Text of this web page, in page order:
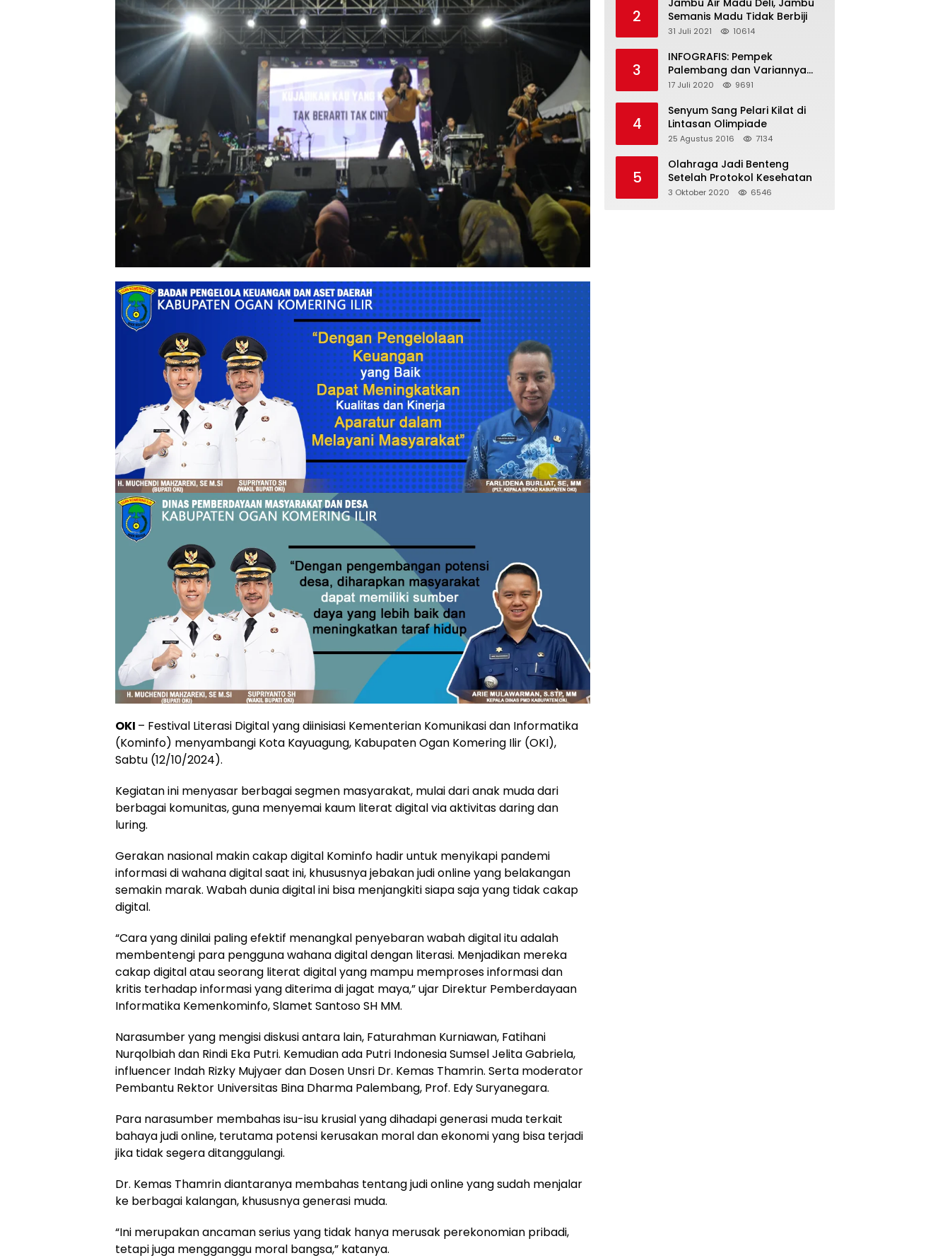
OKI – Festival Literasi Digital yang diinisiasi Kementerian Komunikasi dan Informatika
(Kominfo) menyambangi Kota Kayuagung, Kabupaten Ogan Komering Ilir (OKI),
Sabtu (12/10/2024).
Kegiatan ini menyasar berbagai segmen masyarakat, mulai dari anak muda dari
berbagai komunitas, guna menyemai kaum literat digital via aktivitas daring dan
luring.
Gerakan nasional makin cakap digital Kominfo hadir untuk menyikapi pandemi
informasi di wahana digital saat ini, khususnya jebakan judi online yang belakangan
semakin marak. Wabah dunia digital ini bisa menjangkiti siapa saja yang tidak cakap
digital.
“Cara yang dinilai paling efektif menangkal penyebaran wabah digital itu adalah
membentengi para pengguna wahana digital dengan literasi. Menjadikan mereka
cakap digital atau seorang literat digital yang mampu memproses informasi dan
kritis terhadap informasi yang diterima di jagat maya,” ujar Direktur Pemberdayaan
Informatika Kemenkominfo, Slamet Santoso SH MM.
Narasumber yang mengisi diskusi antara lain, Faturahman Kurniawan, Fatihani
Nurqolbiah dan Rindi Eka Putri. Kemudian ada Putri Indonesia Sumsel Jelita Gabriela,
influencer Indah Rizky Mujyaer dan Dosen Unsri Dr. Kemas Thamrin. Serta moderator
Pembantu Rektor Universitas Bina Dharma Palembang, Prof. Edy Suryanegara.
Para narasumber membahas isu-isu krusial yang dihadapi generasi muda terkait
bahaya judi online, terutama potensi kerusakan moral dan ekonomi yang bisa terjadi
jika tidak segera ditanggulangi.
Dr. Kemas Thamrin diantaranya membahas tentang judi online yang sudah menjalar
ke berbagai kalangan, khususnya generasi muda.
“Ini merupakan ancaman serius yang tidak hanya merusak perekonomian pribadi,
tetapi juga mengganggu moral bangsa,” katanya.
2
Jambu Air Madu Deli, Jambu
Semanis Madu Tidak Berbiji
31 Juli 2021 10614
3
INFOGRAFIS: Pempek
Palembang dan Variannya
yang Melegenda
17 Juli 2020 9691
4
Senyum Sang Pelari Kilat di
Lintasan Olimpiade
25 Agustus 2016 7134
5
Olahraga Jadi Benteng
Setelah Protokol Kesehatan
3 Oktober 2020 6546